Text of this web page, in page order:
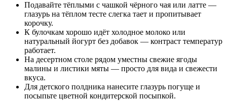
Подавайте тёплыми с чашкой чёрного чая или латте —
глазурь на тёплом тесте слегка тает и пропитывает
корочку.
К булочкам хорошо идёт холодное молоко или
натуральный йогурт без добавок — контраст температур
работает.
На десертном столе рядом уместны свежие ягоды
малины и листики мяты — просто для вида и свежести
вкуса.
Для детского полдника нанесите глазурь погуще и
посыпьте цветной кондитерской посыпкой.